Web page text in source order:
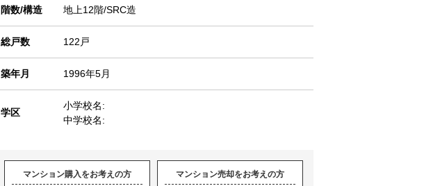
階数/構造 地上12階/SRC造
総戸数 122戸
築年月 1996年5月
学区
小学校名:
中学校名:
マンション購入をお考えの方 マンション売却をお考えの方